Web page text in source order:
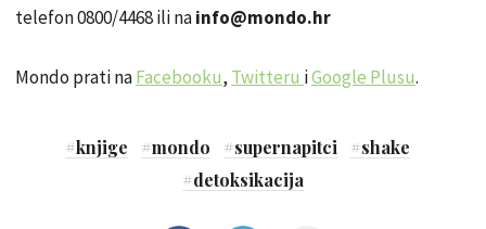
telefon 0800/4468 ili nainfo@mondo.hr
Mondo prati naFacebooku, Twitteru iGoogle Plusu.
#knjige #mondo #supernapitci #shake
#detoksikacija